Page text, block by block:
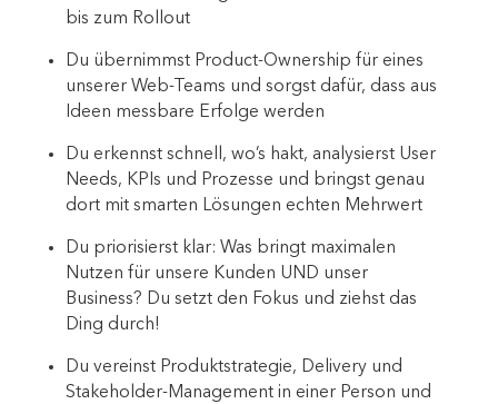
bis zum Rollout
Du übernimmst Product-Ownership für eines
unserer Web-Teams und sorgst dafür, dass aus
Ideen messbare Erfolge werden
Du erkennst schnell, wo’s hakt, analysierst User
Needs, KPIs und Prozesse und bringst genau
dort mit smarten Lösungen echten Mehrwert
Du priorisierst klar: Was bringt maximalen
Nutzen für unsere Kunden UND unser
Business? Du setzt den Fokus und ziehst das
Ding durch!
Du vereinst Produktstrategie, Delivery und
Stakeholder-Management in einer Person und